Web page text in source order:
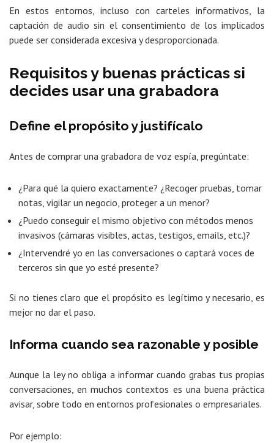
En estos entornos, incluso con carteles informativos, la
captación de audio sin el consentimiento de los implicados
puede ser considerada excesiva y desproporcionada.
Requisitos y buenas prácticas si
decides usar una grabadora
Define el propósito y justifícalo
Antes de comprar una grabadora de voz espía, pregúntate:
¿Para qué la quiero exactamente? ¿Recoger pruebas, tomar
notas, vigilar un negocio, proteger a un menor?
¿Puedo conseguir el mismo objetivo con métodos menos
invasivos (cámaras visibles, actas, testigos, emails, etc.)?
¿Intervendré yo en las conversaciones o captará voces de
terceros sin que yo esté presente?
Si no tienes claro que el propósito es legítimo y necesario, es
mejor no dar el paso.
Informa cuando sea razonable y posible
Aunque la ley no obliga a informar cuando grabas tus propias
conversaciones, en muchos contextos es una buena práctica
avisar, sobre todo en entornos profesionales o empresariales.
Por ejemplo: